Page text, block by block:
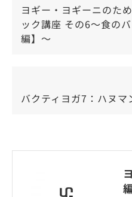
ヨギー・ヨギーニのた
ック講座 その6～食の
編】～
バクティヨガ7：ハヌマ